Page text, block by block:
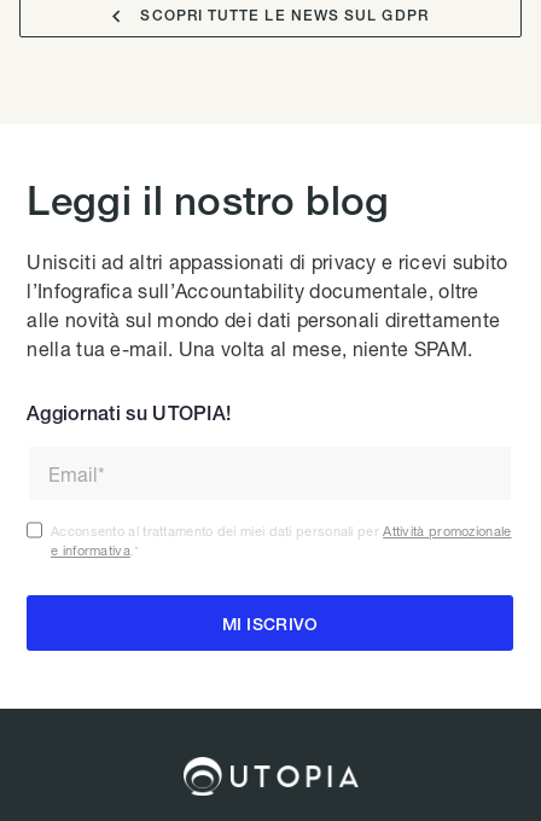
 SCOPRI TUTTE LE NEWS SUL GDPR
Leggi il nostro blog
Unisciti ad altri appassionati di privacy e ricevi subito
l’Infografica sull’Accountability documentale, oltre
alle novità sul mondo dei dati personali direttamente
nella tua e-mail. Una volta al mese, niente SPAM.
Aggiornati su UTOPIA!
Acconsento al trattamento dei miei dati personali perAttività promozionale
e informativa *